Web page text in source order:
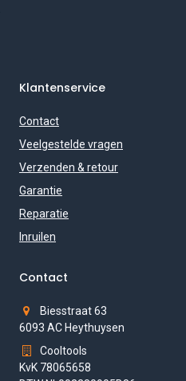
Klantenservice
Contact
Veelgestelde vragen
Verzenden & retour
Garantie
Reparatie
Inruilen
Contact
Biesstraat 63
6093 AC Heythuysen
Cooltools
KvK 78065658